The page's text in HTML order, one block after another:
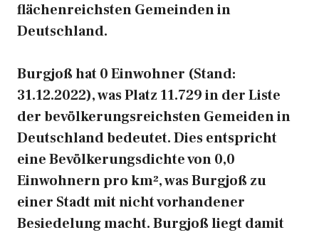
flächenreichsten Gemeinden in
Deutschland.
Burgjoß hat 0 Einwohner (Stand:
31.12.2022), was Platz 11.729 in der Liste
der bevölkerungsreichsten Gemeiden in
Deutschland bedeutet. Dies entspricht
eine Bevölkerungsdichte von 0,0
Einwohnern pro km², was Burgjoß zu
einer Stadt mit nicht vorhandener
Besiedelung macht. Burgjoß liegt damit